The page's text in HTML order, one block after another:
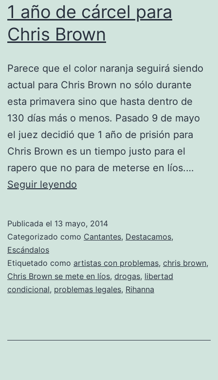
1 año de cárcel para
Chris Brown
Parece que el color naranja seguirá siendo
actual para Chris Brown no sólo durante
esta primavera sino que hasta dentro de
130 días más o menos. Pasado 9 de mayo
el juez decidió que 1 año de prisión para
Chris Brown es un tiempo justo para el
rapero que no para de meterse en líos.…
Seguir leyendo
cárcel
Chris
Brown
Publicada el 13 mayo, 2014
Categorizado como Cantantes, Destacamos,
Escándalos
Etiquetado como artistas con problemas, chris brown,
Chris Brown se mete en líos, drogas, libertad
condicional, problemas legales, Rihanna